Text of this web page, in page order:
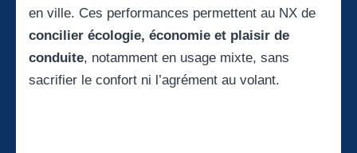
en ville. Ces performances permettent au NX de
concilier écologie, économie et plaisir de
conduite, notamment en usage mixte, sans
sacrifier le confort ni l’agrément au volant.